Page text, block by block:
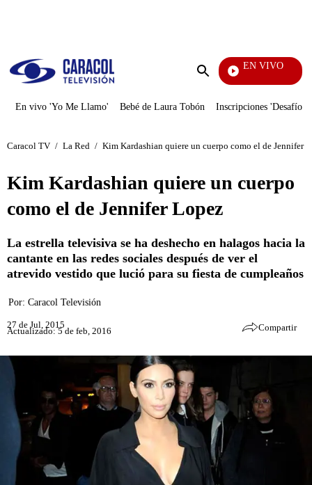
Enviar
EN VIVO
La Red
En vivo 'Yo Me Llamo' Bebé de Laura Tobón Inscripciones 'Desafío'
Caracol TV / La Red / Kim Kardashian quiere un cuerpo como el de Jennifer
Kim Kardashian quiere un cuerpo
como el de Jennifer Lopez
La estrella televisiva se ha deshecho en halagos hacia la
cantante en las redes sociales después de ver el
atrevido vestido que lució para su fiesta de cumpleaños
Por: Caracol Televisión
27 de Jul, 2015
Actualizado: 5 de feb, 2016 Compartir